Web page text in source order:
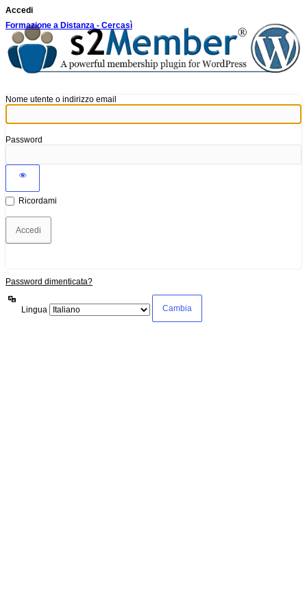
Accedi
Formazione a Distanza - Cercasì
Nome utente o indirizzo email
Password
Ricordami
Password dimenticata?
Lingua